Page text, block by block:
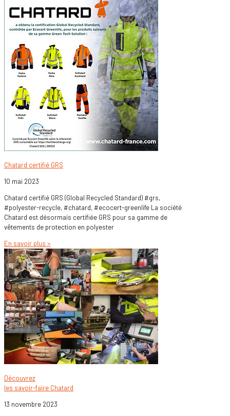
Chatard certifié GRS
10 mai 2023
Chatard certifié GRS (Global Recycled Standard) #grs,
#polyester-recycle, #chatard, #ecocert-greenlife La société
Chatard est désormais certifiée GRS pour sa gamme de
vêtements de protection en polyester
En savoir plus >
Découvrez
les savoir-faire Chatard
13 novembre 2023